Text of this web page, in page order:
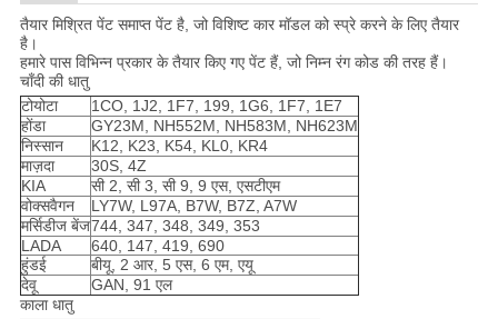
तैयार मिश्रित पेंट समाप्त पेंट है, जो विशिष्ट कार मॉडल को स्प्रे करने के लिए तैयार
है।
हमारे पास विभिन्न प्रकार के तैयार किए गए पेंट हैं, जो निम्न रंग कोड की तरह हैं।
चाँदी की धातु
टोयोटा
1CO, 1J2, 1F7, 199, 1G6, 1F7, 1E7
होंडा
GY23M, NH552M, NH583M, NH623M
निस्सान
K12, K23, K54, KL0, KR4
माज़दा
30S, 4Z
KIA
सी 2, सी 3, सी 9, 9 एस, एसटीएम
वोक्सवैगन
LY7W, L97A, B7W, B7Z, A7W
मर्सिडीज बेंज744, 347, 348, 349, 353
LADA
640, 147, 419, 690
हुंडई
बीयू, 2 आर, 5 एस, 6 एम, एयू
देवू
GAN, 91 एल
काला धातु